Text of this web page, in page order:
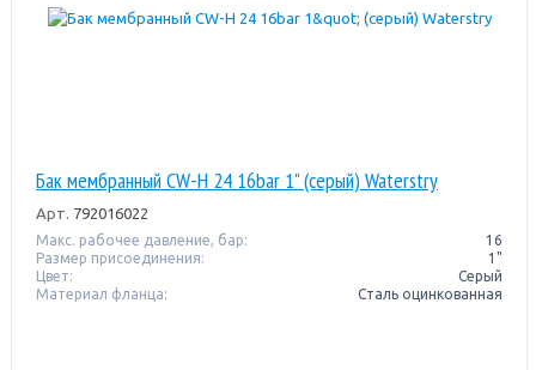
Бак мембранный CW-Н 24 16bar 1" (серый) Waterstry
Арт. 792016022
Макс. рабочее давление, бар:
16
Размер присоединения:
1"
Цвет:
Серый
Материал фланца:
Сталь оцинкованная